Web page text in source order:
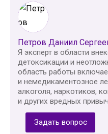
Петров Даниил
Я эксперт в области
детоксикации и
область работы
и немедикаментозное
алкоголя, наркотиков,
и других вредных
Задать вопрос